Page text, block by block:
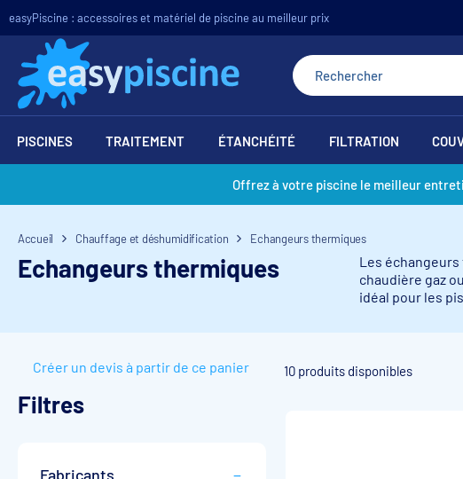
easyPiscine : accessoires et matériel de piscine au meilleur prix
PISCINES TRAITEMENT ÉTANCHÉITÉ FILTRATION
Offrez à votre piscine le meilleur
Accueil Chauffage et déshumidification Echangeurs thermiques
Echangeurs thermiques
Les
chaudière gaz
idéal pour les
Créer un devis à partir de ce panier
Filtres
Fabricants
10 produits disponibles